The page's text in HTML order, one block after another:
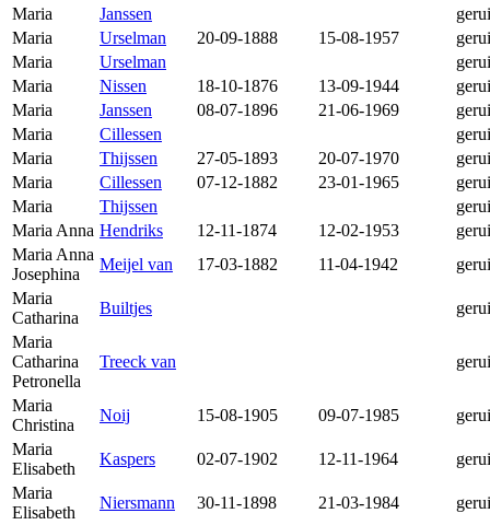
Maria
Janssen
Maria
Urselman 20-09-1888 15-08-1957
Maria
Urselman
Maria
Nissen 18-10-1876 13-09-1944
Maria
Janssen 08-07-1896 21-06-1969
Maria
Cillessen
Maria
Thijssen 27-05-1893 20-07-1970
Maria
Cillessen 07-12-1882 23-01-1965
Maria
Thijssen
Maria Anna Hendriks 12-11-1874 12-02-1953
Maria Anna
Josephina
Meijel van 17-03-1882 11-04-1942
Maria
Catharina
Builtjes
Maria
Catharina
Petronella
Treeck van
Maria
Christina
Noij 15-08-1905 09-07-1985
Maria
Elisabeth
Kaspers 02-07-1902 12-11-1964
Maria
Elisabeth
Niersmann 30-11-1898 21-03-1984